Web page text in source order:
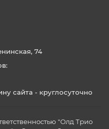
74
сайта - круглосуточно
"Олд Трио